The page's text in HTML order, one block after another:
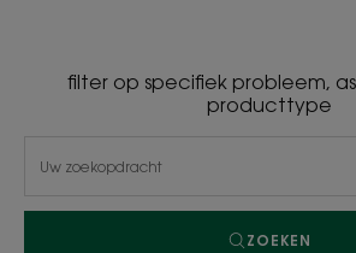
filter op specifiek probleem,
producttype
ZOEKEN